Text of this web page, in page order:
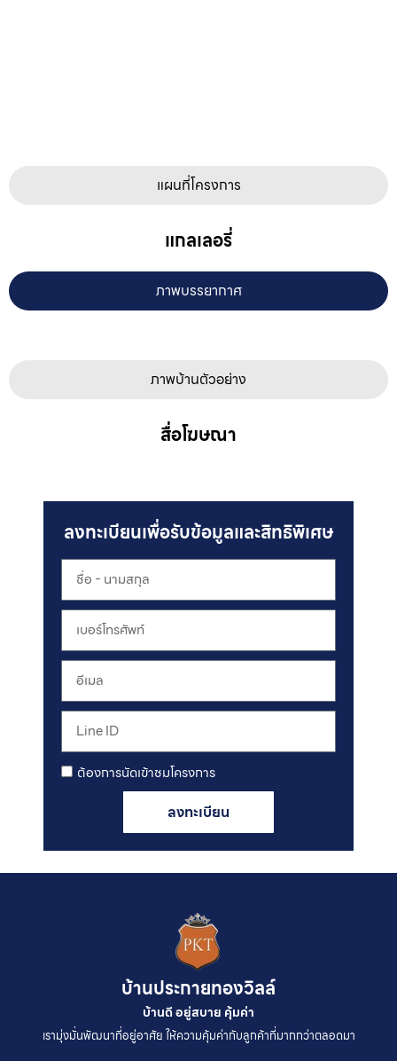
แผนที่โครงการ
แกลเลอรี่
ภาพบรรยากาศ
ภาพบ้านตัวอย่าง
สื่อโฆษณา
ลงทะเบียนเพื่อรับข้อมูลและสิทธิพิเศษ
ต้องการนัดเข้าชมโครงการ
ลงทะเบียน
บ้านประกายทองวิลล์
บ้านดี อยู่สบาย คุ้มค่า
เรามุ่งมั่นพัฒนาที่อยู่อาศัย ให้ความคุ้มค่ากับลูกค้าที่มากกว่าตลอดมา